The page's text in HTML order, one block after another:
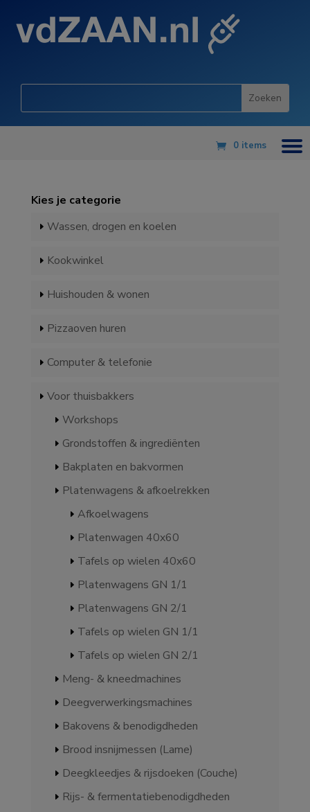
0 items
Kies je categorie
Wassen, drogen en koelen
Kookwinkel
Huishouden & wonen
Pizzaoven huren
Computer & telefonie
Voor thuisbakkers
Workshops
Grondstoffen & ingrediënten
Bakplaten en bakvormen
Platenwagens & afkoelrekken
Afkoelwagens
Platenwagen 40x60
Tafels op wielen 40x60
Platenwagens GN 1/1
Platenwagens GN 2/1
Tafels op wielen GN 1/1
Tafels op wielen GN 2/1
Meng- & kneedmachines
Deegverwerkingsmachines
Bakovens & benodigdheden
Brood insnijmessen (Lame)
Deegkleedjes & rijsdoeken (Couche)
Rijs- & fermentatiebenodigdheden